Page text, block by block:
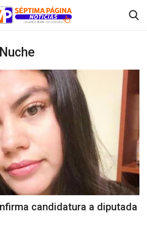
candidatura a diputada